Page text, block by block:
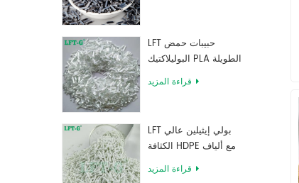
LFT حبيبات حمض
البوليلاكتيك PLA الطويلة
المقواة بالألياف الزجاجية
عالية القوة
قراءة المزيد
LFT بولي إيثيلين عالي
الكثافة HDPE مع ألياف
زجاجية طويلة معززة
قراءة المزيد